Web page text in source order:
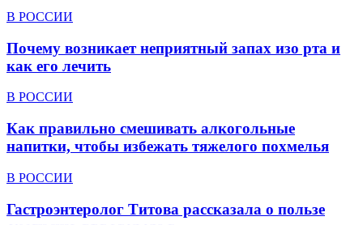
В РОССИИ
Почему возникает неприятный запах изо рта и
как его лечить
В РОССИИ
Как правильно смешивать алкогольные
напитки, чтобы избежать тяжелого похмелья
В РОССИИ
Гастроэнтеролог Титова рассказала о пользе